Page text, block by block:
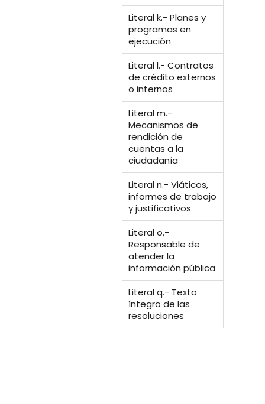
Literal k.- Planes y
programas en
ejecución
Literal l.- Contratos
de crédito externos
o internos
Literal m.-
Mecanismos de
rendición de
cuentas a la
ciudadanía
Literal n.- Viáticos,
informes de trabajo
y justificativos
Literal o.-
Responsable de
atender la
información pública
Literal q.- Texto
íntegro de las
resoluciones